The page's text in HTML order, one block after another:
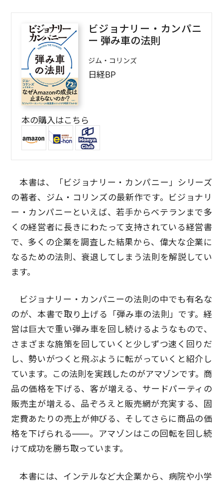
ビジョナリー・カンパニ
ー 弾み車の法則
ジム・コリンズ
日経BP
本の購入はこちら
本書は、「ビジョナリー・カンパニー」シリーズ
の著者、ジム・コリンズの最新作です。ビジョナリ
ー・カンパニーといえば、若手からベテランまで多
くの経営者に長きにわたって支持されている経営書
で、多くの企業を調査した結果から、偉大な企業に
なるための法則、衰退してしまう法則を解説してい
ます。
ビジョナリー・カンパニーの法則の中でも有名な
のが、本書で取り上げる「弾み車の法則」です。経
営は巨大で重い弾み車を回し続けるようなもので、
さまざまな施策を回していくと少しずつ速く回りだ
し、勢いがつくと飛ぶように転がっていくと紹介し
ています。この法則を実践したのがアマゾンです。商
品の価格を下げる、客が増える、サードパーティの
販売主が増える、品ぞろえと販売網が充実する、固
定費あたりの売上が伸びる、そしてさらに商品の価
格を下げられる――。アマゾンはこの回転を回し続
けて成功を勝ち取っています。
本書には、インテルなど大企業から、病院や小学